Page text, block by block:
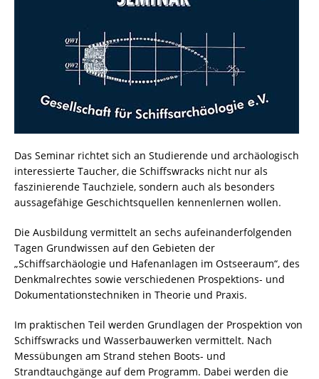
Das Seminar richtet sich an Studierende und archäologisch
interessierte Taucher, die Schiffswracks nicht nur als
faszinierende Tauchziele, sondern auch als besonders
aussagefähige Geschichtsquellen kennenlernen wollen.
Die Ausbildung vermittelt an sechs aufeinanderfolgenden
Tagen Grundwissen auf den Gebieten der
„Schiffsarchäologie und Hafenanlagen im Ostseeraum“, des
Denkmalrechtes sowie verschiedenen Prospektions- und
Dokumentationstechniken in Theorie und Praxis.
Im praktischen Teil werden Grundlagen der Prospektion von
Schiffswracks und Wasserbauwerken vermittelt. Nach
Messübungen am Strand stehen Boots- und
Strandtauchgänge auf dem Programm. Dabei werden die